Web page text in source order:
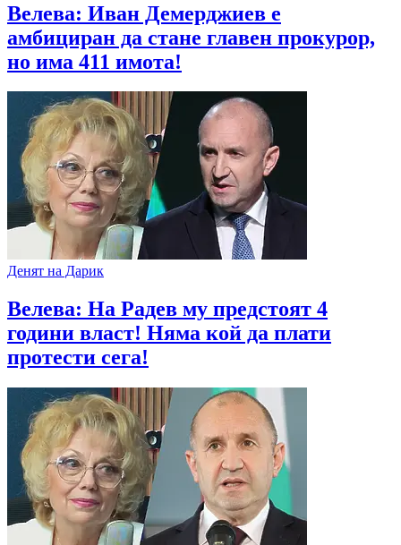
Велева: Иван Демерджиев е
амбициран да стане главен прокурор,
но има 411 имота!
Денят на Дарик
Велева: На Радев му предстоят 4
години власт! Няма кой да плати
протести сега!